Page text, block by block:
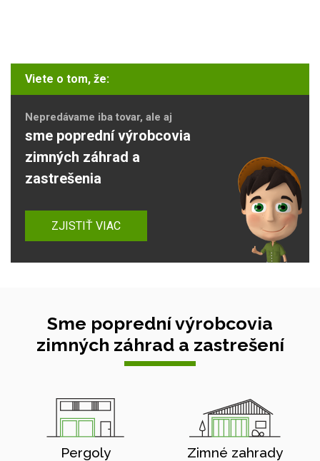
Viete o tom, že:
Nepredávame iba tovar, ale aj
sme poprední výrobcovia
zimných záhrad a
zastrešenia
ZJISTIŤ VIAC
Sme poprední výrobcovia
zimných záhrad a zastrešení
Pergoly Zimné zahrady